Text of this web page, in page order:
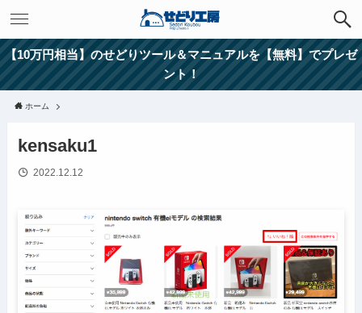
【10万円相当】のせどりツール＆マニュアルを【無料】でプレゼ
ント！
ホーム
kensaku1
2022.12.12